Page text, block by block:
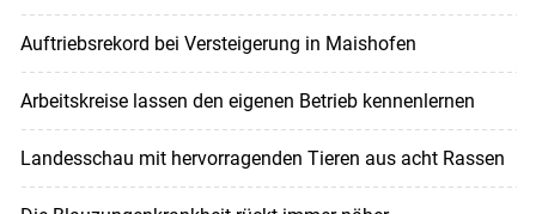
Auftriebsrekord bei Versteigerung in Maishofen
Arbeitskreise lassen den eigenen Betrieb kennenlernen
Landesschau mit hervorragenden Tieren aus acht Rassen